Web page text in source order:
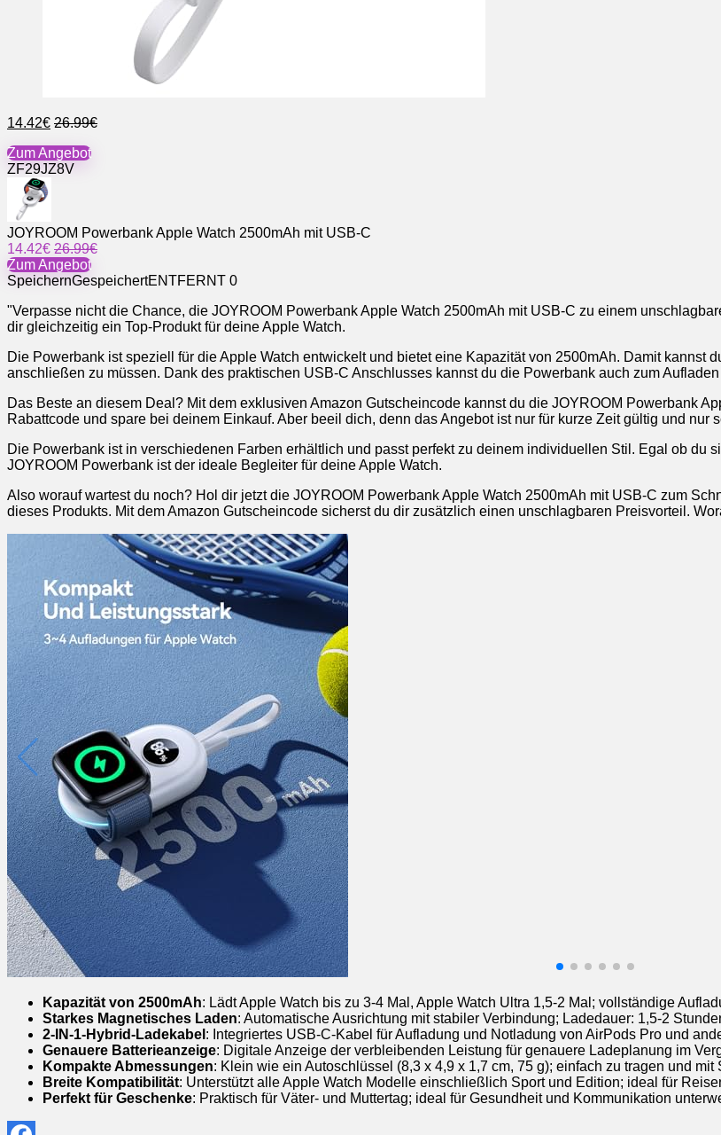
14.42€ 26.99€
Zum Angebot
ZF29JZ8V
JOYROOM Powerbank Apple Watch 2500mAh mit USB-C
14.42€ 26.99€
Zum Angebot
SpeichernGespeichertENTFERNT 0
"Verpasse nicht die Chance, die JOYROOM Powerbank Apple Watch 2500mAh mit USB-C zu einem
dir gleichzeitig ein Top-Produkt für deine Apple Watch.
Die Powerbank ist speziell für die Apple Watch entwickelt und bietet eine Kapazität von 2500mAh. Damit kannst
anschließen zu müssen. Dank des praktischen USB-C Anschlusses kannst du die Powerbank auch zum
Das Beste an diesem Deal? Mit dem exklusiven Amazon Gutscheincode kannst du die JOYROOM Powerbank
Rabattcode und spare bei deinem Einkauf. Aber beeil dich, denn das Angebot ist nur für kurze Zeit gültig und nur
Die Powerbank ist in verschiedenen Farben erhältlich und passt perfekt zu deinem individuellen Stil. Egal ob du
JOYROOM Powerbank ist der ideale Begleiter für deine Apple Watch.
Also worauf wartest du noch? Hol dir jetzt die JOYROOM Powerbank Apple Watch 2500mAh mit USB-C zum
dieses Produkts. Mit dem Amazon Gutscheincode sicherst du dir zusätzlich einen unschlagbaren Preisvorteil.
Kapazität von 2500mAh: Lädt Apple Watch bis zu 3-4 Mal, Apple Watch Ultra 1,5-2 Mal; vollständige
Starkes Magnetisches Laden: Automatische Ausrichtung mit stabiler Verbindung; Ladedauer: 1,5-2
2-IN-1-Hybrid-Ladekabel : Integriertes USB-C-Kabel für Aufladung und Notladung von AirPods Pro und
Genauere Batterieanzeige: Digitale Anzeige der verbleibenden Leistung für genauere Ladeplanung im
Kompakte Abmessungen: Klein wie ein Autoschlüssel (8,3 x 4,9 x 1,7 cm, 75 g); einfach zu tragen und
Breite Kompatibilität: Unterstützt alle Apple Watch Modelle einschließlich Sport und Edition; ideal für
Perfekt für Geschenke: Praktisch für Väter- und Muttertag; ideal für Gesundheit und Kommunikation